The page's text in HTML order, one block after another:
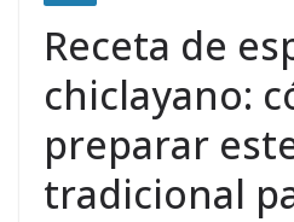
Receta de
chiclayano:
preparar
tradicional